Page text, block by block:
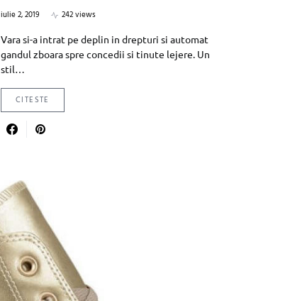
iulie 2, 2019
242 views
Vara si-a intrat pe deplin in drepturi si automat
gandul zboara spre concedii si tinute lejere. Un
stil…
CITESTE